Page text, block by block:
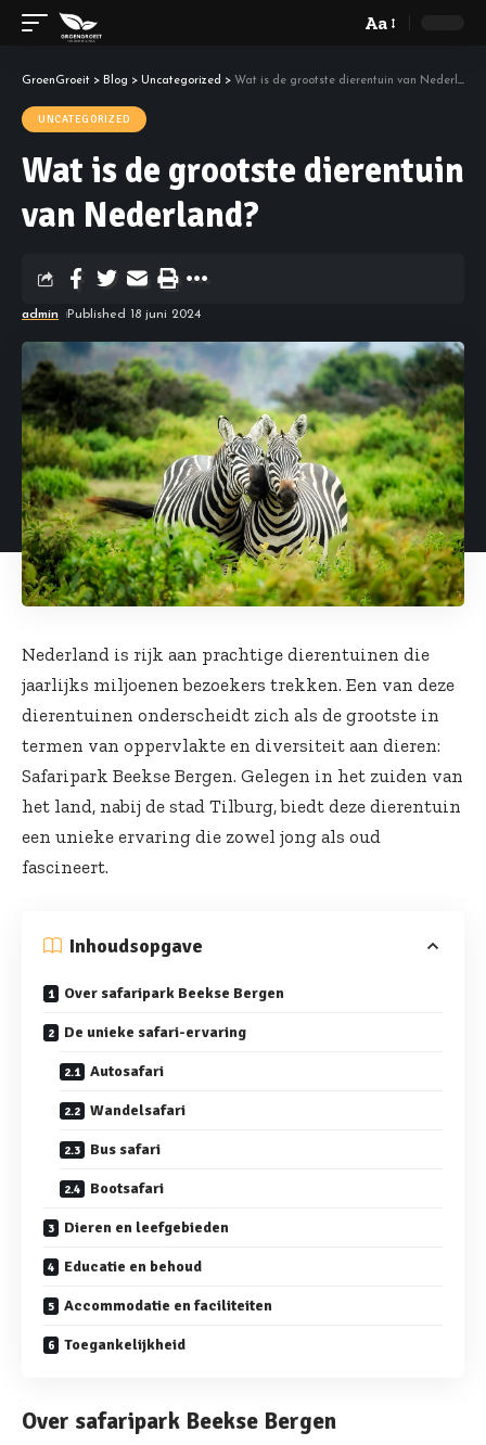
Aa
GroenGroeit > Blog > Uncategorized > Wat is de grootste dierentuin van Nederland?
UNCATEGORIZED
Wat is de grootste dierentuin
van Nederland?
admin Published 18 juni 2024
Nederland is rijk aan prachtige dierentuinen die
jaarlijks miljoenen bezoekers trekken. Een van deze
dierentuinen onderscheidt zich als de grootste in
termen van oppervlakte en diversiteit aan dieren:
Safaripark Beekse Bergen. Gelegen in het zuiden van
het land, nabij de stad Tilburg, biedt deze dierentuin
een unieke ervaring die zowel jong als oud
fascineert.
Inhoudsopgave
Over safaripark Beekse Bergen
De unieke safari-ervaring
Autosafari
Wandelsafari
Bus safari
Bootsafari
Dieren en leefgebieden
Educatie en behoud
Accommodatie en faciliteiten
Toegankelijkheid
Over safaripark Beekse Bergen